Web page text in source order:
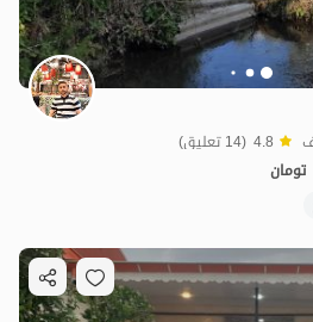
4.8 (14 تعليق)
تومان